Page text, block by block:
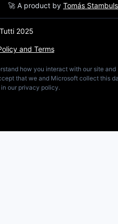
🚀 A product by Tomás
2025
and Terms
how you interact with our site and
that we and Microsoft collect this
our privacy policy.